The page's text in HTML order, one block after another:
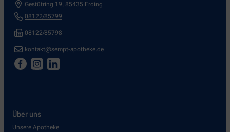
Gestütring 19, 85435 Erding
08122/85799
08122/85798
kontakt@sempt-apotheke.de
Über uns
Unsere Apotheke